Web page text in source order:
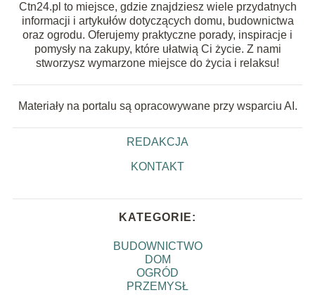
Ctn24.pl to miejsce, gdzie znajdziesz wiele przydatnych
informacji i artykułów dotyczących domu, budownictwa
oraz ogrodu. Oferujemy praktyczne porady, inspiracje i
pomysły na zakupy, które ułatwią Ci życie. Z nami
stworzysz wymarzone miejsce do życia i relaksu!
Materiały na portalu są opracowywane przy wsparciu AI.
REDAKCJA
KONTAKT
KATEGORIE:
BUDOWNICTWO
DOM
OGRÓD
PRZEMYSŁ